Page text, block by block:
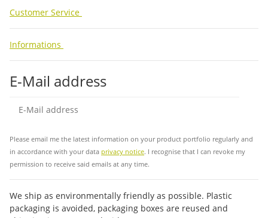
Customer Service
Informations
E-Mail address
Please email me the latest information on your product portfolio regularly and
in accordance with your data privacy notice. I recognise that I can revoke my
permission to receive said emails at any time.
We ship as environmentally friendly as possible. Plastic
packaging is avoided, packaging boxes are reused and